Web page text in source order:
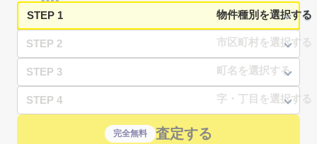
STEP 1
STEP 2
STEP 3
STEP 4
完全無料 査定する